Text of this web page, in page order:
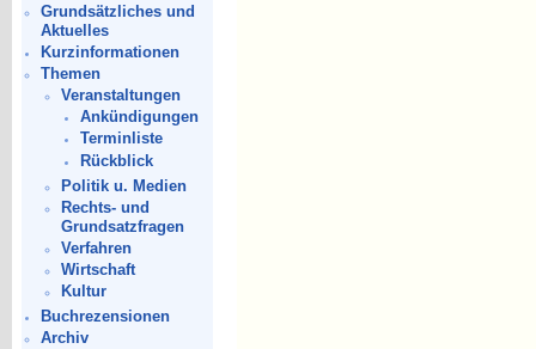
Grundsätzliches und
Aktuelles
Kurzinformationen
Themen
Veranstaltungen
Ankündigungen
Terminliste
Rückblick
Politik u. Medien
Rechts- und
Grundsatzfragen
Verfahren
Wirtschaft
Kultur
Buchrezensionen
Archiv